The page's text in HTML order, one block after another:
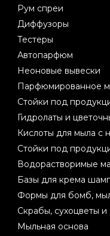
Рум спреи
Диффузоры
Тестеры
Автопарфюм
Неоновые вывески
Парфюмированное
Стойки под
Гидролаты и
Кислоты для мыла с
Стойки под
Водорастворимые
Базы для крема
Формы для бомб,
Скрабы, сухоцветы
Мыльная основа